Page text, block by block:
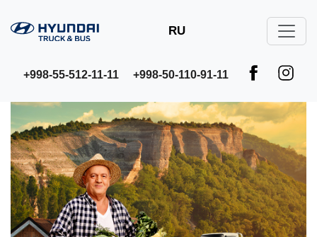
RU
+998-55-512-11-11 +998-50-110-91-11